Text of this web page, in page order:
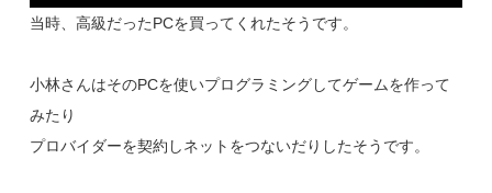
当時、高級だったPCを買ってくれたそうです。
小林さんはそのPCを使いプログラミングしてゲームを作って
みたり
プロバイダーを契約しネットをつないだりしたそうです。